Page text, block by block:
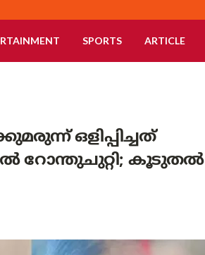
SPORTS ARTICLE
ഒളിപ്പിച്ചത്
റോന്തുചുറ്റി; കൂടുതൽ